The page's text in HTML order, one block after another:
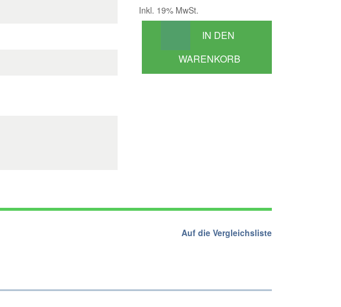
Inkl. 19% MwSt.
IN DEN
WARENKORB
Auf die Vergleichsliste